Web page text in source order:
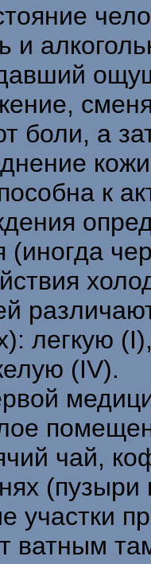
и
боли, а
к
(иногда
легкую
(IV).
чай,
участки
ватным